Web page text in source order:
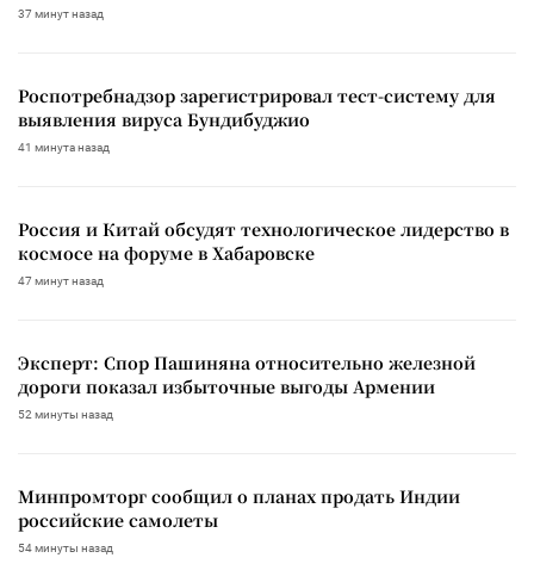
37 минут назад
Роспотребнадзор зарегистрировал тест-систему для
выявления вируса Бундибуджио
41 минута назад
Россия и Китай обсудят технологическое лидерство в
космосе на форуме в Хабаровске
47 минут назад
Эксперт: Спор Пашиняна относительно железной
дороги показал избыточные выгоды Армении
52 минуты назад
Минпромторг сообщил о планах продать Индии
российские самолеты
54 минуты назад